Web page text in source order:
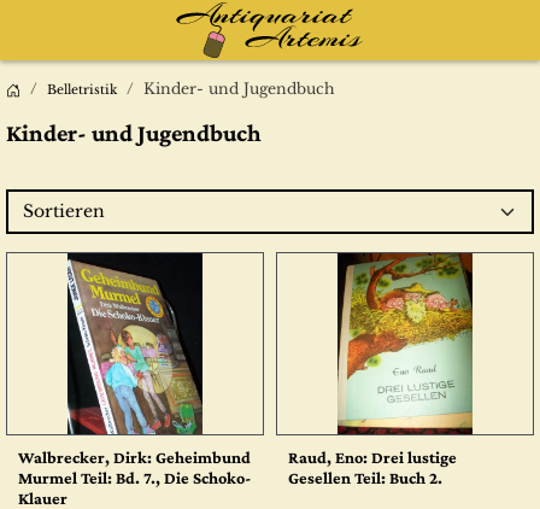
Belletristik Kinder- und Jugendbuch
Kinder- und Jugendbuch
Sortieren
Walbrecker, Dirk: Geheimbund
Murmel Teil: Bd. 7., Die Schoko-
Klauer
Raud, Eno: Drei lustige
Gesellen Teil: Buch 2.